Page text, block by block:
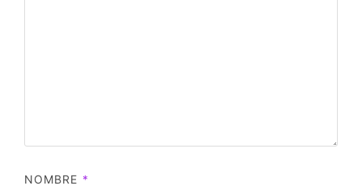
NOMBRE *